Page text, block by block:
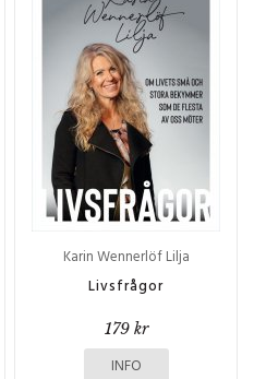
Karin Wennerlöf Lilja
Livsfrågor
179 kr
INFO